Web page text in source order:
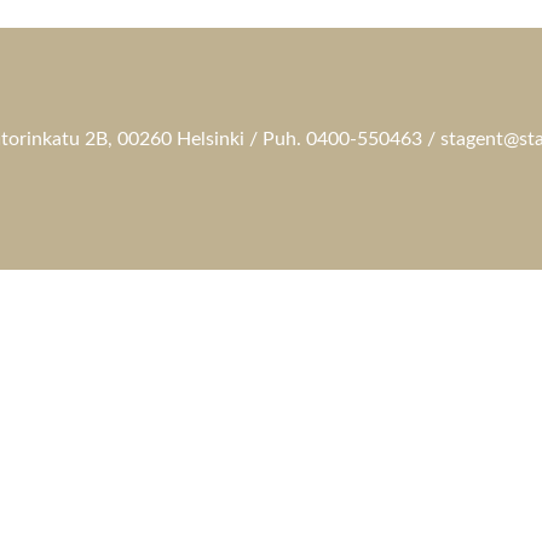
2B, 00260 Helsinki / Puh. 0400-550463 /